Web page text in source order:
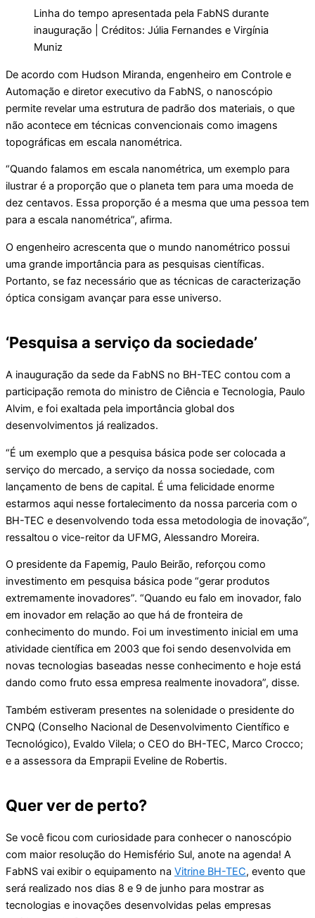
Linha do tempo apresentada pela FabNS durante
inauguração | Créditos: Júlia Fernandes e Virgínia
Muniz
De acordo com Hudson Miranda, engenheiro em Controle e
Automação e diretor executivo da FabNS, o nanoscópio
permite revelar uma estrutura de padrão dos materiais, o que
não acontece em técnicas convencionais como imagens
topográficas em escala nanométrica.
“Quando falamos em escala nanométrica, um exemplo para
ilustrar é a proporção que o planeta tem para uma moeda de
dez centavos. Essa proporção é a mesma que uma pessoa tem
para a escala nanométrica”, afirma.
O engenheiro acrescenta que o mundo nanométrico possui
uma grande importância para as pesquisas científicas.
Portanto, se faz necessário que as técnicas de caracterização
óptica consigam avançar para esse universo.
‘Pesquisa a serviço da sociedade’
A inauguração da sede da FabNS no BH-TEC contou com a
participação remota do ministro de Ciência e Tecnologia, Paulo
Alvim, e foi exaltada pela importância global dos
desenvolvimentos já realizados.
“É um exemplo que a pesquisa básica pode ser colocada a
serviço do mercado, a serviço da nossa sociedade, com
lançamento de bens de capital. É uma felicidade enorme
estarmos aqui nesse fortalecimento da nossa parceria com o
BH-TEC e desenvolvendo toda essa metodologia de inovação”,
ressaltou o vice-reitor da UFMG, Alessandro Moreira.
O presidente da Fapemig, Paulo Beirão, reforçou como
investimento em pesquisa básica pode “gerar produtos
extremamente inovadores”. “Quando eu falo em inovador, falo
em inovador em relação ao que há de fronteira de
conhecimento do mundo. Foi um investimento inicial em uma
atividade científica em 2003 que foi sendo desenvolvida em
novas tecnologias baseadas nesse conhecimento e hoje está
dando como fruto essa empresa realmente inovadora”, disse.
Também estiveram presentes na solenidade o presidente do
CNPQ (Conselho Nacional de Desenvolvimento Científico e
Tecnológico), Evaldo Vilela; o CEO do BH-TEC, Marco Crocco;
e a assessora da Emprapii Eveline de Robertis.
Quer ver de perto?
Se você ficou com curiosidade para conhecer o nanoscópio
com maior resolução do Hemisfério Sul, anote na agenda! A
FabNS vai exibir o equipamento na Vitrine BH-TEC, evento que
será realizado nos dias 8 e 9 de junho para mostrar as
tecnologias e inovações desenvolvidas pelas empresas